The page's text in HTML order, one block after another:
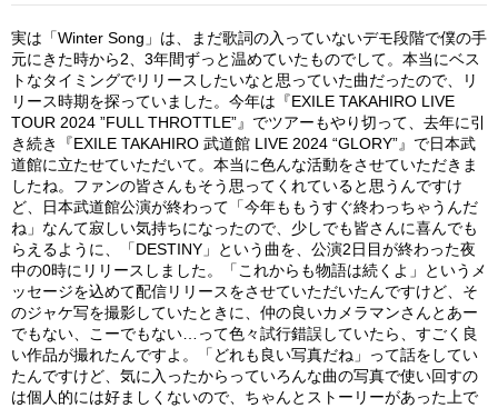
実は「Winter Song」は、まだ歌詞の入っていないデモ段階で僕の手
元にきた時から2、3年間ずっと温めていたものでして。本当にベス
トなタイミングでリリースしたいなと思っていた曲だったので、リ
リース時期を探っていました。今年は『EXILE TAKAHIRO LIVE
TOUR 2024 ”FULL THROTTLE”』でツアーもやり切って、去年に引
き続き『EXILE TAKAHIRO 武道館 LIVE 2024 “GLORY”』で日本武
道館に立たせていただいて。本当に色んな活動をさせていただきま
したね。ファンの皆さんもそう思ってくれていると思うんですけ
ど、日本武道館公演が終わって「今年ももうすぐ終わっちゃうんだ
ね」なんて寂しい気持ちになったので、少しでも皆さんに喜んでも
らえるように、「DESTINY」という曲を、公演2日目が終わった夜
中の0時にリリースしました。「これからも物語は続くよ」というメ
ッセージを込めて配信リリースをさせていただいたんですけど、そ
のジャケ写を撮影していたときに、仲の良いカメラマンさんとあー
でもない、こーでもない…って色々試行錯誤していたら、すごく良
い作品が撮れたんですよ。「どれも良い写真だね」って話をしてい
たんですけど、気に入ったからっていろんな曲の写真で使い回すの
は個人的には好ましくないので、ちゃんとストーリーがあった上で